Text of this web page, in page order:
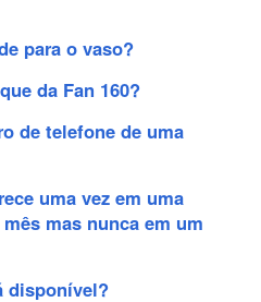
para o vaso?
da Fan 160?
de telefone de uma
uma vez em uma
mas nunca em um
disponível?